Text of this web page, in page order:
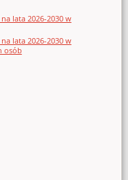
lata 2026-2030 w
lata 2026-2030 w
osób